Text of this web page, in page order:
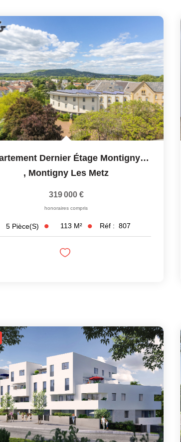
Appartement Dernier Étage Montigny Les Metz 5 Pièce(s)...
, Montigny Les Metz
319 000 €
honoraires compris
5 Pièce(s) 113 M² Réf : 807